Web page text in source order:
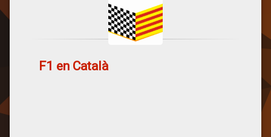
per no comportar-se…
F1 en Català